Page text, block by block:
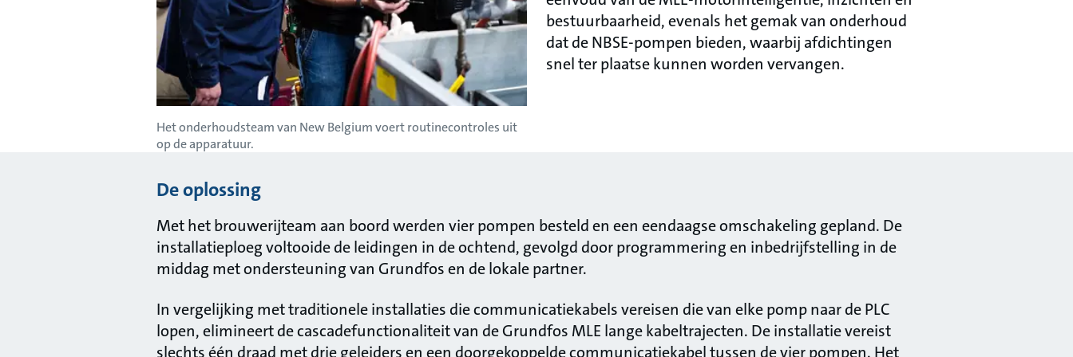
Het onderhoudsteam van New Belgium voert routinecontroles uit
op de apparatuur.
bestuurbaarheid, evenals het gemak van onderhoud
dat de NBSE-pompen bieden, waarbij afdichtingen
snel ter plaatse kunnen worden vervangen.
De oplossing
Met het brouwerijteam aan boord werden vier pompen besteld en een eendaagse omschakeling gepland. De
installatieploeg voltooide de leidingen in de ochtend, gevolgd door programmering en inbedrijfstelling in de
middag met ondersteuning van Grundfos en de lokale partner.
In vergelijking met traditionele installaties die communicatiekabels vereisen die van elke pomp naar de PLC
lopen, elimineert de cascadefunctionaliteit van de Grundfos MLE lange kabeltrajecten. De installatie vereist
slechts één draad met drie geleiders en een doorgekoppelde communicatiekabel tussen de vier pompen. Het